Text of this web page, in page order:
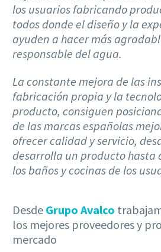
los usuarios fabricando
todos donde el diseño y la
ayuden a hacer más
responsable del agua.
La constante mejora de las
fabricación propia y la
producto, consiguen
de las marcas españolas
ofrecer calidad y servicio,
desarrolla un producto hasta
los baños y cocinas de los
Desde Grupo Avalco
los mejores proveedores y
mercado